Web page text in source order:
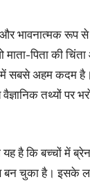
और भावनात्मक
पिता की
में सबसे अहम कदम
तथ्यों पर
है कि बच्चों में
बन चुका है।